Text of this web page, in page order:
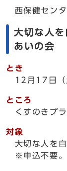
西保健センタ
大切な人
あいの会
とき
12月17日（
ところ
くすのきプラ
対象
大切な人を自
※申込不要。